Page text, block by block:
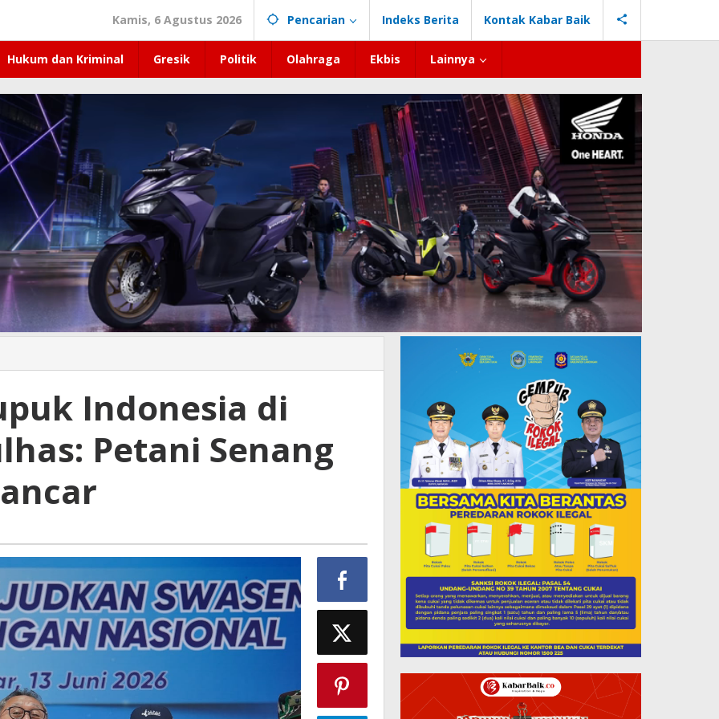
Kamis, 6 Agustus 2026 Pencarian Indeks Berita Kontak Kabar Baik
Hukum dan Kriminal Gresik Politik Olahraga Ekbis Lainnya
Indonesia di
Petani Senang